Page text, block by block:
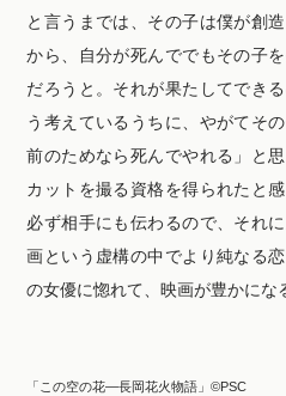
と言うまでは、その子は僕が創
から、自分が死んででもその子
だろうと。それが果たしてでき
う考えているうちに、やがてそ
前のためなら死んでやれる」と
カットを撮る資格を得られたと
必ず相手にも伝わるので、それ
画という虚構の中でより純なる
の女優に惚れて、映画が豊かにな
「この空の花―長岡花火物語」©PSC